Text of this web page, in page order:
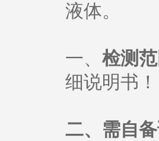
液体。
一、 检测
细说明书 ！
二、需自